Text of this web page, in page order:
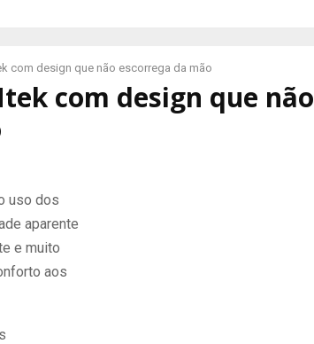
com design que não escorrega da mão
com design que não
uso dos
aparente
e muito
aos